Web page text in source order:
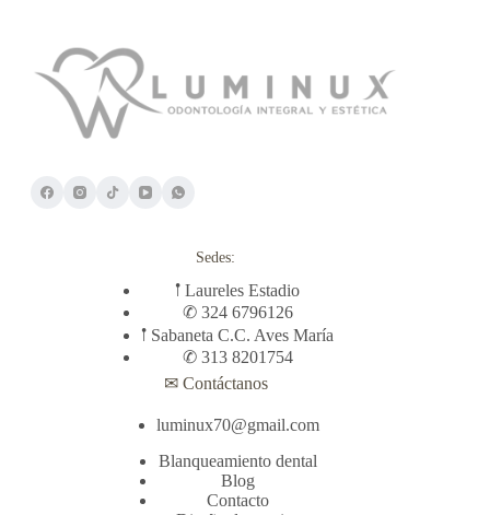
Sedes:
𖡡 Laureles Estadio
✆ 324 6796126
𖡡 Sabaneta C.C. Aves María
✆ 313 8201754
✉ Contáctanos
luminux70@gmail.com
Blanqueamiento dental
Blog
Contacto